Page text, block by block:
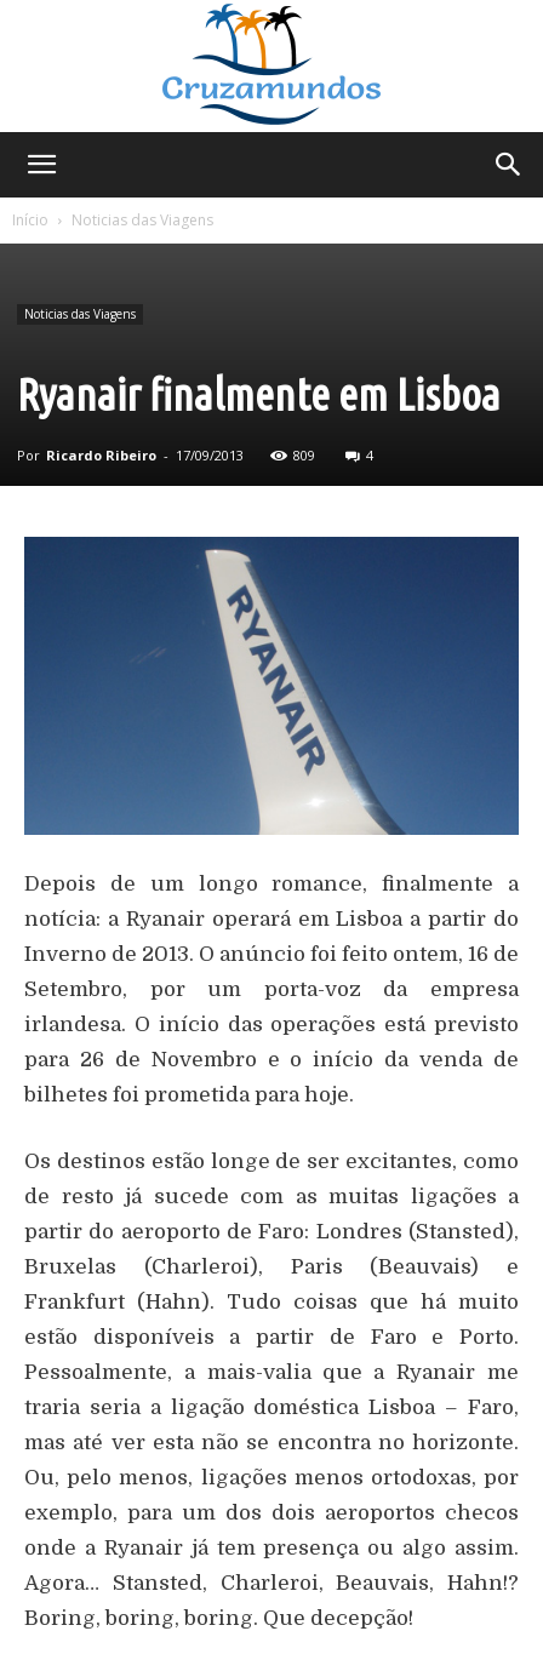
Início
Noticias das Viagens
Noticias das Viagens
Ryanair finalmente em Lisboa
Por Ricardo Ribeiro - 17/09/2013 809 4
Depois de um longo romance, finalmente a
notícia: a Ryanair operará em Lisboa a partir do
Inverno de 2013. O anúncio foi feito ontem, 16 de
Setembro, por um porta-voz da empresa
irlandesa. O início das operações está previsto
para 26 de Novembro e o início da venda de
bilhetes foi prometida para hoje.
Os destinos estão longe de ser excitantes, como
de resto já sucede com as muitas ligações a
partir do aeroporto de Faro: Londres (Stansted),
Bruxelas (Charleroi), Paris (Beauvais) e
Frankfurt (Hahn). Tudo coisas que há muito
estão disponíveis a partir de Faro e Porto.
Pessoalmente, a mais-valia que a Ryanair me
traria seria a ligação doméstica Lisboa – Faro,
mas até ver esta não se encontra no horizonte.
Ou, pelo menos, ligações menos ortodoxas, por
exemplo, para um dos dois aeroportos checos
onde a Ryanair já tem presença ou algo assim.
Agora… Stansted, Charleroi, Beauvais, Hahn!?
Boring, boring, boring. Que decepção!